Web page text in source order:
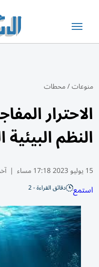
منوعات/محطات
الاحترار
النظم البيئية
15 يوليو 2023 17:18 مساء |
استمع دقائق القراءة - 2